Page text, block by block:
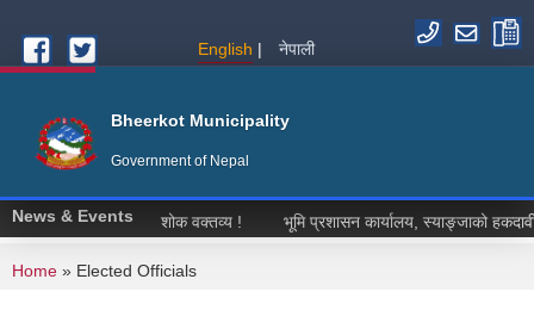
English
नेपाली
Bheerkot Municipality
Government of Nepal
News & Eventsशोक वक्तव्य ! भूमि प्रशासन कार्यालय, स्याङ्जाको हकदावी
You are here
Home » Elected Officials